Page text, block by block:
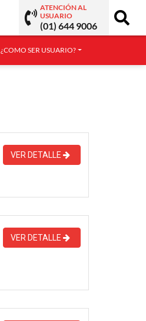
ATENCIÓN AL
USUARIO
(01) 644 9006
¿COMO SER USUARIO?
VER DETALLE
VER DETALLE